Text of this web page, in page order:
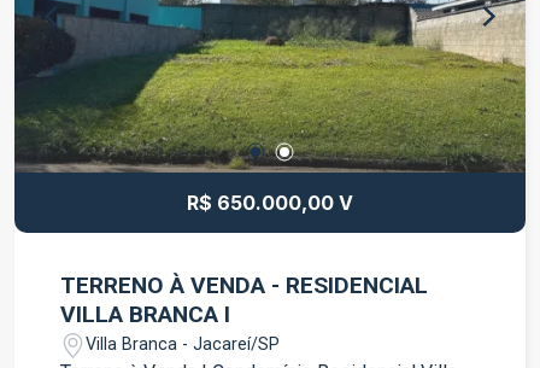
R$ 650.000,00 V
TERRENO À VENDA - RESIDENCIAL
VILLA BRANCA I
Villa Branca - Jacareí/SP